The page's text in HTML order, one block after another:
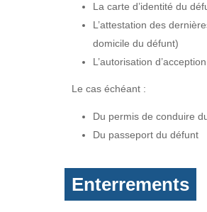
La carte d’identité du
L’attestation des
domicile du défunt)
L’autorisation
Le cas échéant :
Du permis de conduire
Du passeport du défunt
Enterrements